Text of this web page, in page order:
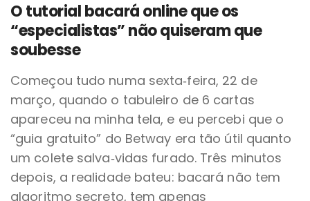
O tutorial bacará online que os
“especialistas” não quiseram que
soubesse
Começou tudo numa sexta‑feira, 22 de
março, quando o tabuleiro de 6 cartas
apareceu na minha tela, e eu percebi que o
“guia gratuito” do Betway era tão útil quanto
um colete salva‑vidas furado. Três minutos
depois, a realidade bateu: bacará não tem
algoritmo secreto, tem apenas